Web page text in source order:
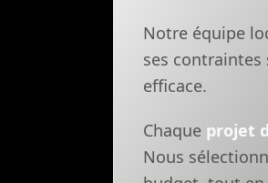
Notre équipe
ses
efficace.
Chaque projet
Nous